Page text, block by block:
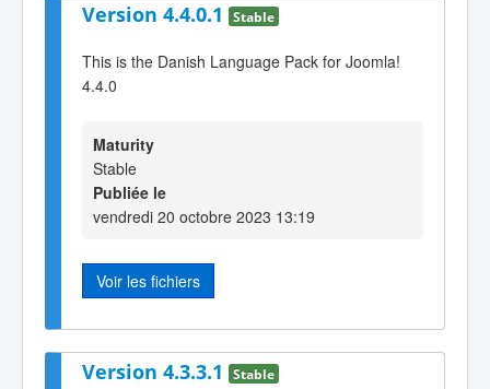
Version 4.4.0.1 Stable
This is the Danish Language Pack for Joomla!
4.4.0
Maturity
Stable
Publiée le
vendredi 20 octobre 2023 13:19
Voir les fichiers
Version 4.3.3.1 Stable